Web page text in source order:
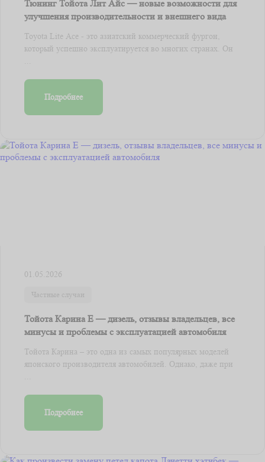
Тюнинг Тойота Лит Айс — новые возможности для
улучшения производительности и внешнего вида
Toyota Lite Ace - это азиатский коммерческий фургон,
который успешно эксплуатируется во многих странах. Он
Подробнее
01.05.2026
Частные случаи
Тойота Карина Е — дизель, отзывы владельцев, все
минусы и проблемы с эксплуатацией автомобиля
Тойота Карина – это одна из самых популярных моделей
японского производителя автомобилей. Однако, даже при
Подробнее